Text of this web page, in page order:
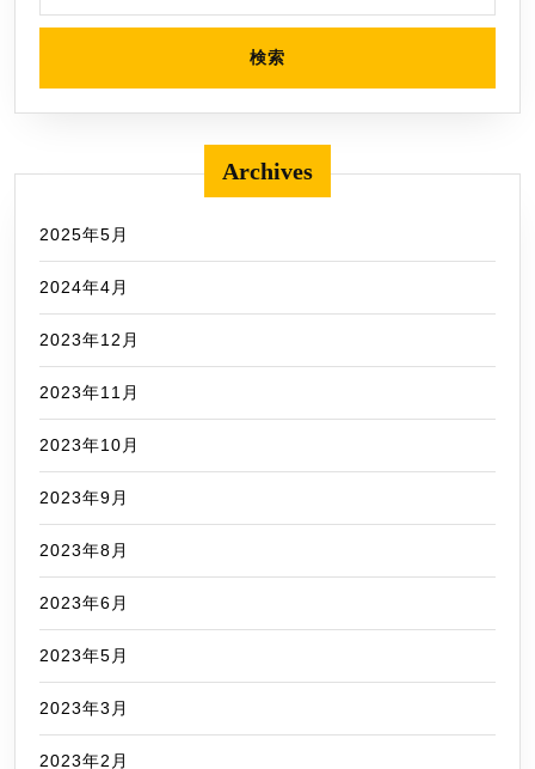
Archives
2025年5月
2024年4月
2023年12月
2023年11月
2023年10月
2023年9月
2023年8月
2023年6月
2023年5月
2023年3月
2023年2月